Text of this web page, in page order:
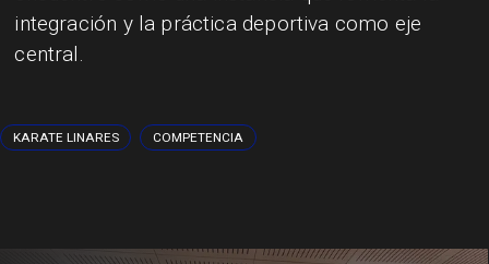
integración y la práctica deportiva como eje
central.
KARATE LINARES COMPETENCIA